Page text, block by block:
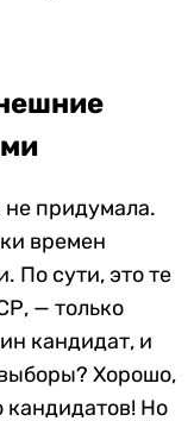
не придумала.
времен
По сути, это те
— только
кандидат, и
Хорошо,
кандидатов! Но